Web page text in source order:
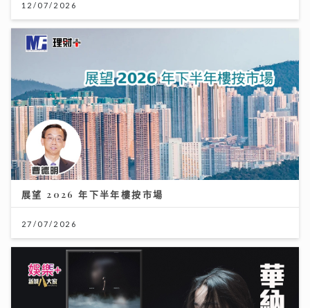
12/07/2026
展望 2026 年下半年樓按市場
27/07/2026